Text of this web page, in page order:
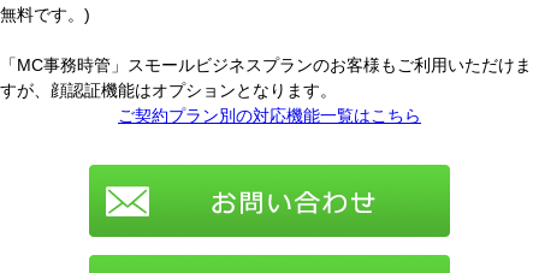
無料です。)
「MC事務時管」スモールビジネスプランのお客様もご利用いただけま
すが、顔認証機能はオプションとなります。
ご契約プラン別の対応機能一覧はこちら